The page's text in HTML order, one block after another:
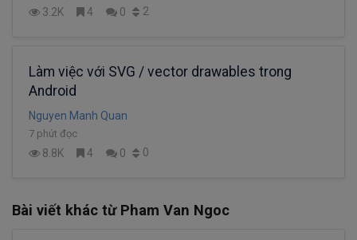
3.2K 4 0 2
Làm việc với SVG / vector drawables trong
Android
Nguyen Manh Quan
7 phút đọc
8.8K 4 0 0
Bài viết khác từ Pham Van Ngoc